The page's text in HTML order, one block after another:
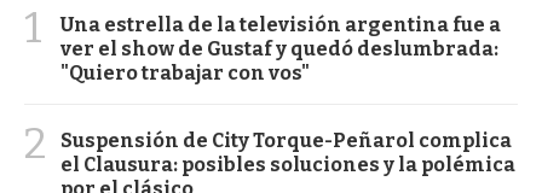
1
Una estrella de la televisión argentina fue a
ver el show de Gustaf y quedó deslumbrada:
"Quiero trabajar con vos"
2
Suspensión de City Torque-Peñarol complica
el Clausura: posibles soluciones y la polémica